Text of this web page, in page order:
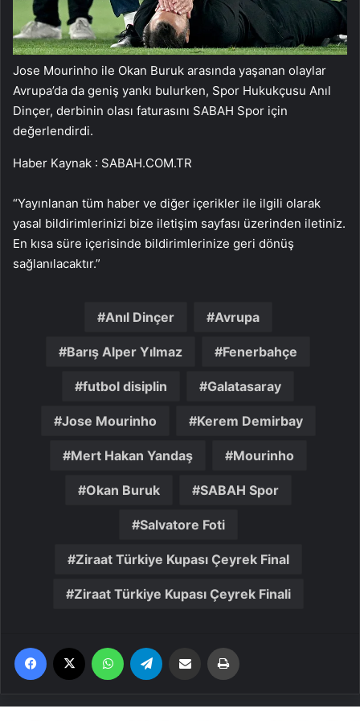
Jose Mourinho ile Okan Buruk arasında yaşanan olaylar
Avrupa’da da geniş yankı bulurken, Spor Hukukçusu Anıl
Dinçer, derbinin olası faturasını SABAH Spor için
değerlendirdi.
Haber Kaynak : SABAH.COM.TR
“Yayınlanan tüm haber ve diğer içerikler ile ilgili olarak
yasal bildirimlerinizi bize iletişim sayfası üzerinden iletiniz.
En kısa süre içerisinde bildirimlerinize geri dönüş
sağlanılacaktır.”
Anıl Dinçer Avrupa
Barış Alper Yılmaz Fenerbahçe
futbol disiplin Galatasaray
Jose Mourinho Kerem Demirbay
Mert Hakan Yandaş Mourinho
Okan Buruk SABAH Spor
Salvatore Foti
Ziraat Türkiye Kupası Çeyrek Final
Ziraat Türkiye Kupası Çeyrek Finali
Facebook WhatsApp Email'den paylaş